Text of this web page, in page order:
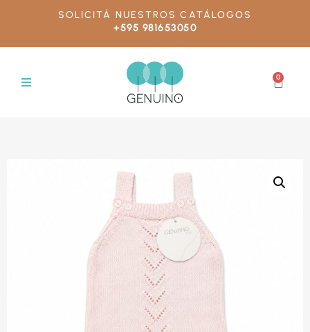
SOLICITÁ NUESTROS CATÁLOGOS
+595 981653050
0